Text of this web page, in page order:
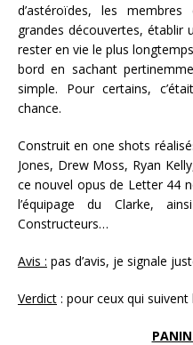
d’astéroïdes, les
grandes découvertes,
rester en vie le plus
bord en sachant
simple. Pour certains,
chance.
Construit en one shots
Jones, Drew Moss, Ryan
ce nouvel opus de Letter 44
l’équipage du Clarke,
Constructeurs…
Avis : pas d’avis, je signale
Verdict : pour ceux qui suivent